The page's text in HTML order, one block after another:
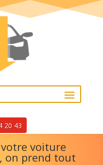
20 43
voiture
on prend tout